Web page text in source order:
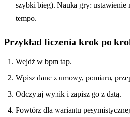
szybki bieg). Nauka gry: ustawienie
tempo.
Przykład liczenia krok po
Wejdź w bpm tap.
Wpisz dane z umowy, pomiaru,
Odczytaj wynik i zapisz go z datą.
Powtórz dla wariantu